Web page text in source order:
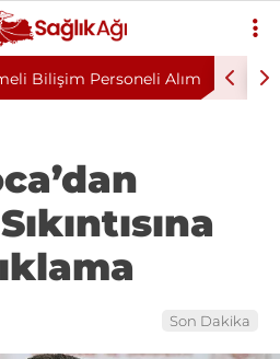
Nükleoplasti mi, Ameliyat mı? Bel
Son Dakika